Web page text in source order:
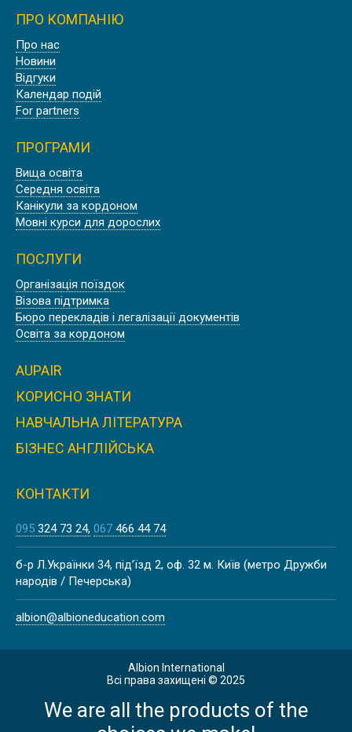
ПРО КОМПАНІЮ
Про нас
Новини
Відгуки
Календар подій
For partners
ПРОГРАМИ
Вища освіта
Середня освіта
Канікули за кордоном
Мовні курси для дорослих
ПОСЛУГИ
Організація поїздок
Візова підтримка
Бюро перекладів і легалізації документів
Освіта за кордоном
AUPAIR
КОРИСНО ЗНАТИ
НАВЧАЛЬНА ЛІТЕРАТУРА
БІЗНЕС АНГЛІЙСЬКА
КОНТАКТИ
095 324 73 24 067 466 44 74
б-р Л.Українки 34, під’їзд 2, оф. 32 м. Київ (метро Дружби
народів / Печерська)
albion@albioneducation.com
Albion International
Всі права захищені © 2025
We are all the products of the